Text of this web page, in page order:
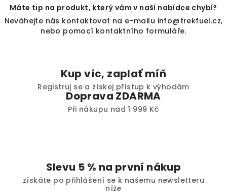
a
c
í
v
k
y
v
u
á
n
í
Máte tip na produkt, který vám v naší nabídce chybí?
Neváhejte nás kontaktovat na e-mailu info@trekfuel.cz,
nebo pomocí kontaktního formuláře.
Kup víc, zaplať míň
Registruj se a získej přístup k výhodám
Doprava ZDARMA
Při nákupu nad 1 999 Kč
Slevu 5 % na první nákup
získáte po přihlášení se k našemu newsletteru
níže